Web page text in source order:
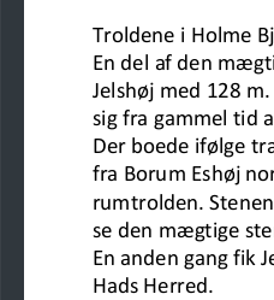
Troldene i Holme
En del af den
Jelshøj med 128
sig fra gammel tid
Der boede ifølge
fra Borum Eshøj
rumtrolden.
se den mægtige
En anden gang fik
Hads Herred.